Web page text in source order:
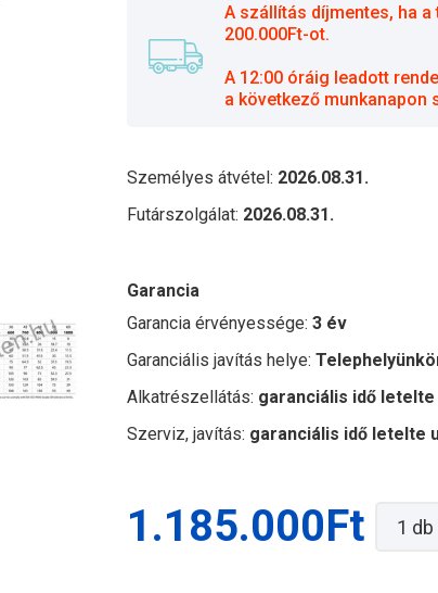
A szállítás díjmentes, ha
200.000Ft-ot.
A 12:00 óráig leadott
a következő munkanapon
Személyes átvétel: 2026.08.31.
Futárszolgálat: 2026.08.31.
Garancia
Garancia érvényessége: 3 év
Garanciális javítás helye:
Alkatrészellátás: garanciális idő letelte
Szerviz, javítás: garanciális idő letelte
1.185.000Ft 1 db